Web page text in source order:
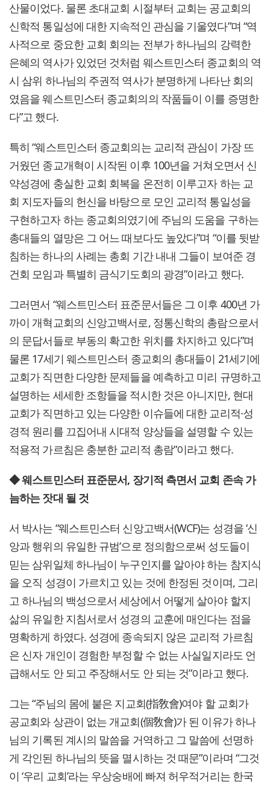
산물이었다. 물론 초대교회 시절부터 교회는 공교회의
신학적 통일성에 대한 지속적인 관심을 기울였다”며 “역
사적으로 중요한 교회 회의는 전부가 하나님의 강력한
은혜의 역사가 있었던 것처럼 웨스트민스터 종교회의 역
시 삼위 하나님의 주권적 역사가 분명하게 나타난 회의
였음을 웨스트민스터 종교회의의 작품들이 이를 증명한
다”고 했다.
특히 “웨스트민스터 종교회의는 교리적 관심이 가장 뜨
거웠던 종교개혁이 시작된 이후 100년을 거쳐오면서 신
약성경에 충실한 교회 회복을 온전히 이루고자 하는 교
회 지도자들의 헌신을 바탕으로 모인 교리적 통일성을
구현하고자 하는 종교회의였기에 주님의 도움을 구하는
총대들의 열망은 그 어느 때보다도 높았다”며 “이를 뒷받
침하는 하나의 사례는 총회 기간 내내 그들이 보여준 경
건회 모임과 특별히 금식기도회의 광경”이라고 했다.
그러면서 “웨스트민스터 표준문서들은 그 이후 400년 가
까이 개혁교회의 신앙고백서로, 정통신학의 총람으로서
의 문답서들로 부동의 확고한 위치를 차지하고 있다”며
물론 17세기 웨스트민스터 종교회의 총대들이 21세기에
교회가 직면한 다양한 문제들을 예측하고 미리 규명하고
설명하는 세세한 조항들을 적시한 것은 아니지만, 현대
교회가 직면하고 있는 다양한 이슈들에 대한 교리적·성
경적 원리를 끄집어내 시대적 양상들을 설명할 수 있는
적용적 가르침은 충분한 교리적 총람”이라고 했다.
◆ 웨스트민스터 표준문서, 장기적 측면서 교회 존속 가
늠하는 잣대 될 것
서 박사는 “웨스트민스터 신앙고백서(WCF)는 성경을 ‘신
앙과 행위의 유일한 규범’으로 정의함으로써 성도들이
믿는 삼위일체 하나님이 누구인지를 알아야 하는 참지식
을 오직 성경이 가르치고 있는 것에 한정된 것이며, 그리
고 하나님의 백성으로서 세상에서 어떻게 살아야 할지
삶의 유일한 지침서로서 성경의 교훈에 매인다는 점을
명확하게 하였다. 성경에 종속되지 않은 교리적 가르침
은 신자 개인이 경험한 부정할 수 없는 사실일지라도 언
급해서도 안 되고 주장해서도 안 되는 것”이라고 했다.
그는 “주님의 몸에 붙은 지교회(指敎會)여야 할 교회가
공교회와 상관이 없는 개교회(個敎會)가 된 이유가 하나
님의 기록된 계시의 말씀을 거역하고 그 말씀에 선명하
게 각인된 하나님의 뜻을 멸시하는 것 때문”이라며 “그것
이 ‘우리 교회’라는 우상숭배에 빠져 허우적거리는 한국